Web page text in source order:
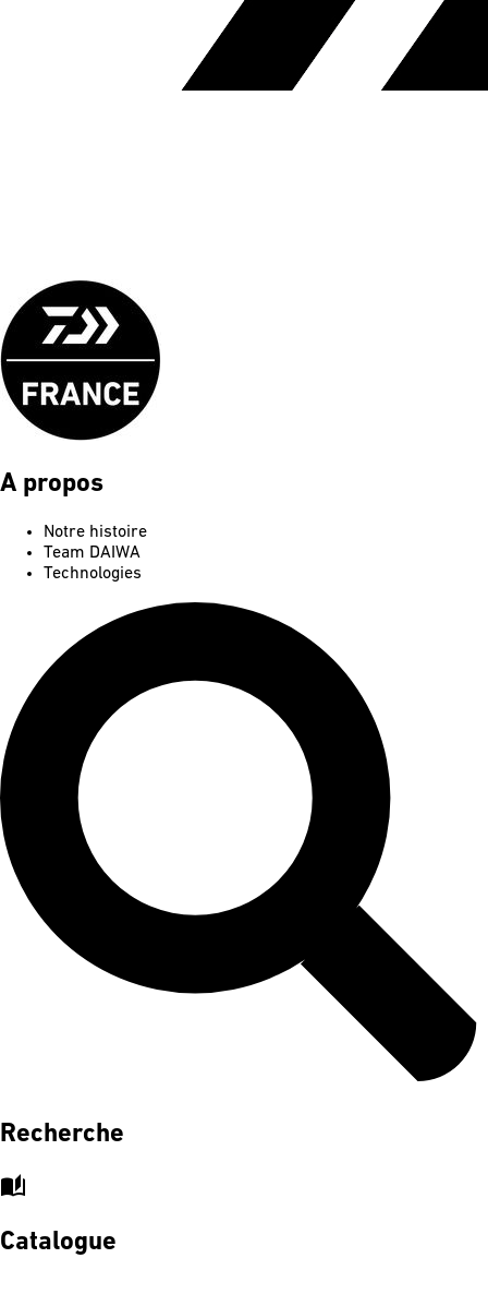
A propos
Notre histoire
Team DAIWA
Technologies
Recherche
auto_stories
Catalogue